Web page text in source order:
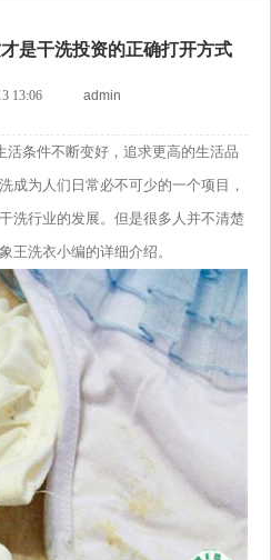
是干洗投资的正确打开方式
13:06 admin
活条件不断变好，追求更高的生活品
成为人们日常必不可少的一个项目，
洗行业的发展。但是很多人并不清楚
王洗衣小编的详细介绍。